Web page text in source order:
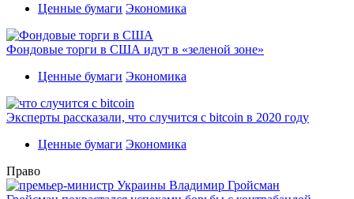
Ценные бумаги Экономика
Фондовые торги в США идут в «зеленой зоне»
Ценные бумаги Экономика
Эксперты рассказали, что случится с bitcoin в 2020 году
Ценные бумаги Экономика
Право